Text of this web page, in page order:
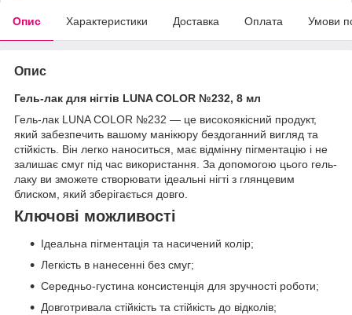
Опис Характеристики Доставка Оплата Умови
Опис
Гель-лак для нігтів LUNA COLOR №232, 8 мл
Гель-лак LUNA COLOR №232 — це високоякісний продукт,
який забезпечить вашому манікюру бездоганний вигляд та
стійкість. Він легко наноситься, має відмінну пігментацію і не
залишає смуг під час використання. За допомогою цього гель-
лаку ви зможете створювати ідеальні нігті з глянцевим
блиском, який зберігається довго.
Ключові можливості
Ідеальна пігментація та насичений колір;
Легкість в нанесенні без смуг;
Середньо-густина консистенція для зручності роботи;
Довготривала стійкість та стійкість до відколів;